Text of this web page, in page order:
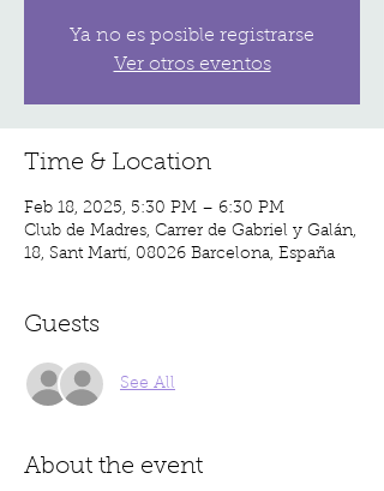
Ya no es posible registrarse
Ver otros eventos
Time & Location
Feb 18, 2025, 5:30 PM – 6:30 PM
Club de Madres, Carrer de Gabriel y Galán,
18, Sant Martí, 08026 Barcelona, España
Guests
See All
About the event